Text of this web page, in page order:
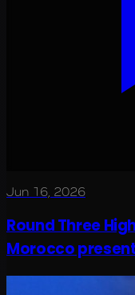
Jun 16, 2026
Round Three
Morocco